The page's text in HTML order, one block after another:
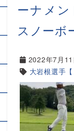
ーナメ
スノーボ
2022年7月11
大岩根選手